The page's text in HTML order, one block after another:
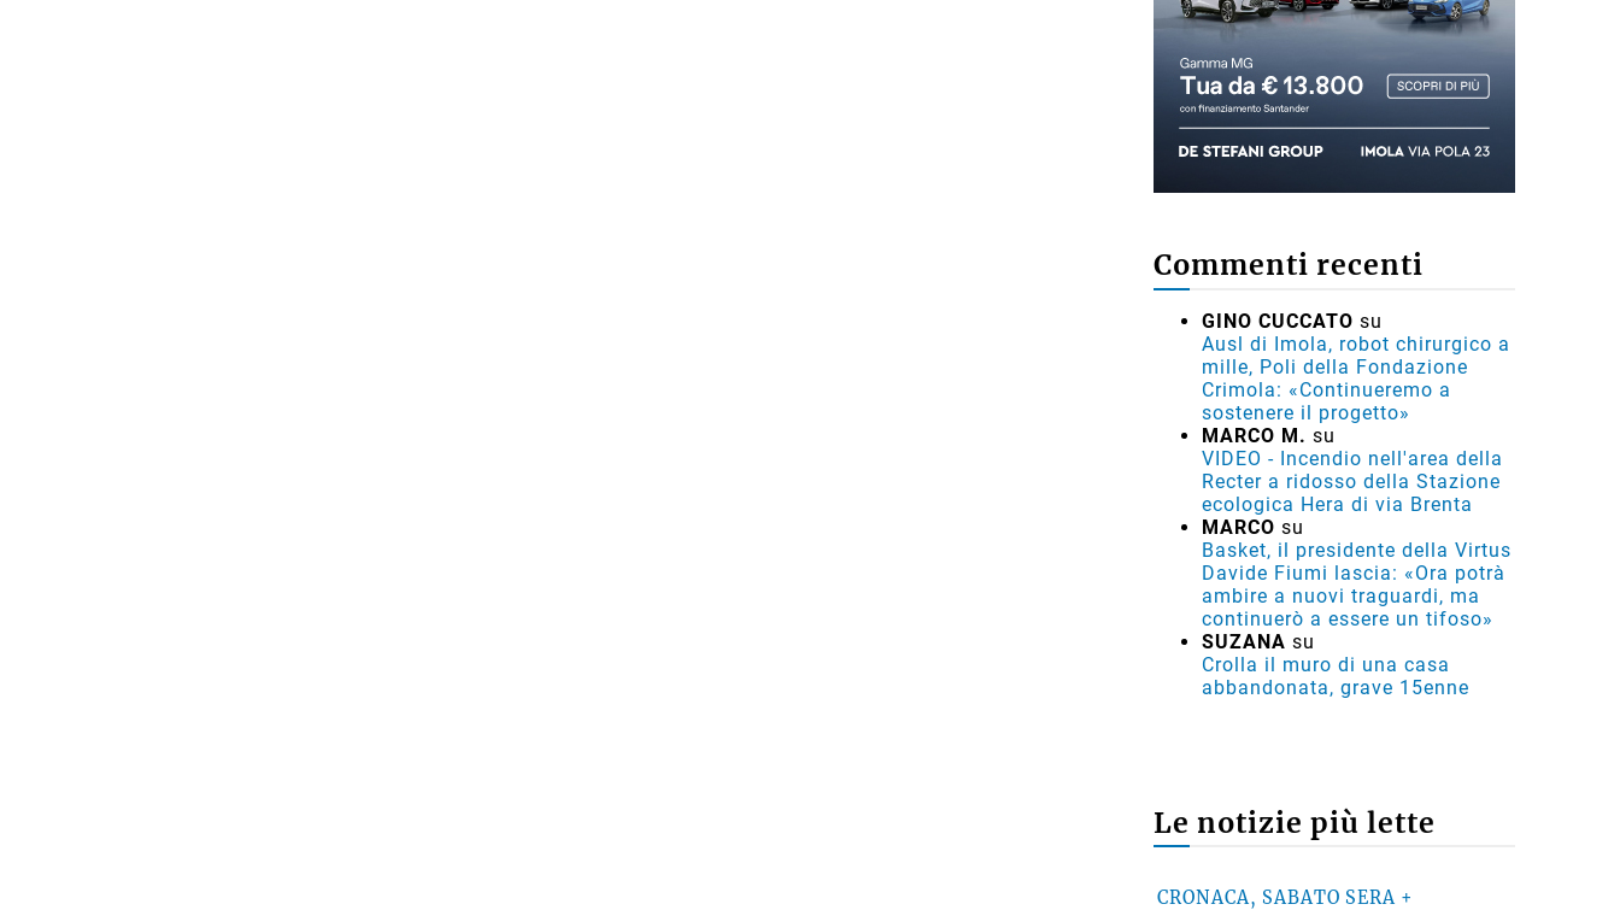
Commenti recenti
GINO CUCCATO su
Ausl di Imola, robot chirurgico a
mille, Poli della Fondazione
Crimola: «Continueremo a
sostenere il progetto»
MARCO M. su
VIDEO - Incendio nell'area della
Recter a ridosso della Stazione
ecologica Hera di via Brenta
MARCO su
Basket, il presidente della Virtus
Davide Fiumi lascia: «Ora potrà
ambire a nuovi traguardi, ma
continuerò a essere un tifoso»
SUZANA su
Crolla il muro di una casa
abbandonata, grave 15enne
Le notizie più lette
CRONACA, SABATO SERA +